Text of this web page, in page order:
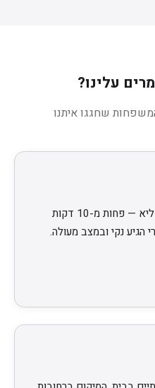
עלינו?
שחגגו איתנו
"האיסוף ברחובות היה נוח להפליא — פחות מ-10 דקות
הגיע נקי ובמצב מעולה.